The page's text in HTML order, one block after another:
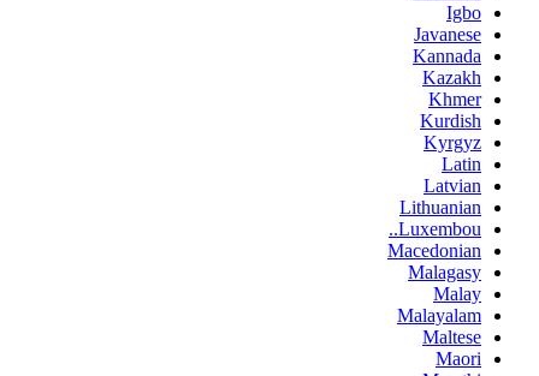
Igbo
Javanese
Kannada
Kazakh
Khmer
Kurdish
Kyrgyz
Latin
Latvian
Lithuanian
Luxembou..
Macedonian
Malagasy
Malay
Malayalam
Maltese
Maori